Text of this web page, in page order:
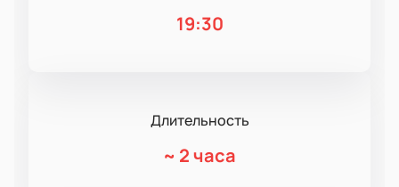
19:30
Длительность
~ 2 часа